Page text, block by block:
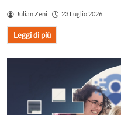
Julian Zeni 23 Luglio 2026
Leggi di più